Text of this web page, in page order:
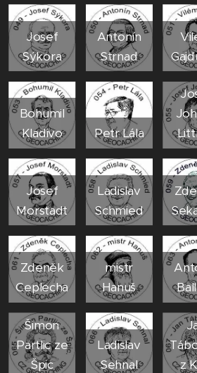
Josef
Sýkora
Antonín
Strnad
Bohumil
Kladivo
Petr Lála
Josef
Morstadt
Ladislav
Schmied
Zdeněk
Ceplecha
mistr
Hanuš
Šimon
Partlic ze
Špic
Ladislav
Sehnal
z